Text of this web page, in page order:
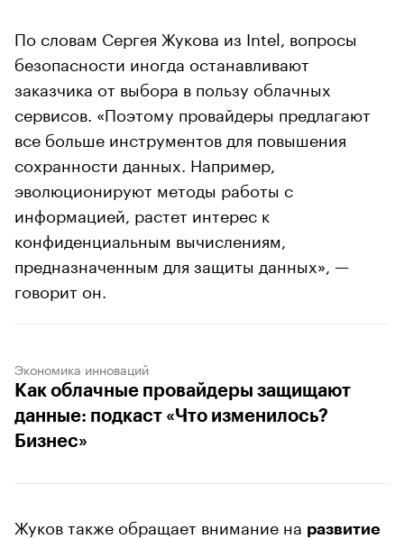
По словам Сергея Жукова из Intel, вопросы
безопасности иногда останавливают
заказчика от выбора в пользу облачных
сервисов. «Поэтому провайдеры предлагают
все больше инструментов для повышения
сохранности данных. Например,
эволюционируют методы работы с
информацией, растет интерес к
конфиденциальным вычислениям,
предназначенным для защиты данных», —
говорит он.
Экономика инноваций
Как облачные провайдеры защищают
данные: подкаст «Что изменилось?
Бизнес»
Жуков также обращает внимание на развитие